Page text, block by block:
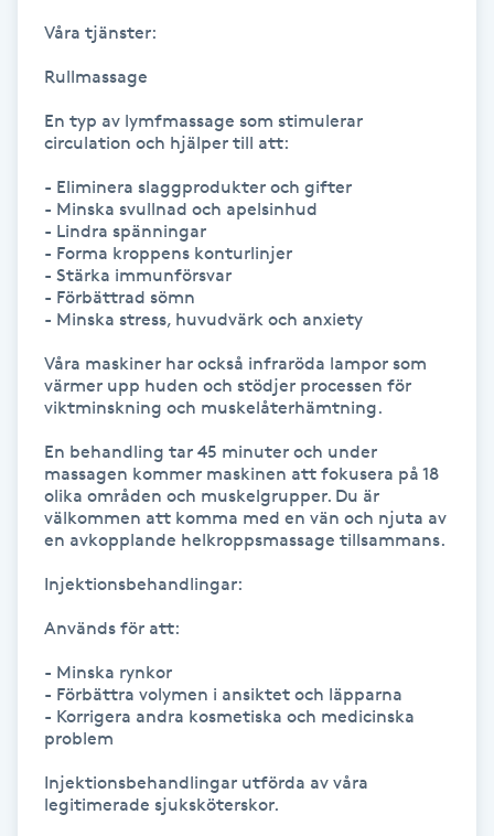
Herrklippning
HIFU
Hot Stone Massage
Hot yoga
Hudföryngring
Huduppstramning
Hudvård
Hyaluronsyra
Hypnos
Hårborttagning
Hårbottenbehandling
Våra tjänster:
Rullmassage
En typ av lymfmassage som stimulerar
circulation och hjälper till att:
- Eliminera slaggprodukter och gifter
- Minska svullnad och apelsinhud
- Lindra spänningar
- Forma kroppens konturlinjer
- Stärka immunförsvar
- Förbättrad sömn
- Minska stress, huvudvärk och anxiety
Våra maskiner har också infraröda lampor som
värmer upp huden och stödjer processen för
viktminskning och muskelåterhämtning.
En behandling tar 45 minuter och under
massagen kommer maskinen att fokusera på 18
olika områden och muskelgrupper. Du är
välkommen att komma med en vän och njuta av
en avkopplande helkroppsmassage tillsammans.
Injektionsbehandlingar:
Används för att:
- Minska rynkor
- Förbättra volymen i ansiktet och läpparna
- Korrigera andra kosmetiska och medicinska
problem
Injektionsbehandlingar utförda av våra
legitimerade sjuksköterskor.